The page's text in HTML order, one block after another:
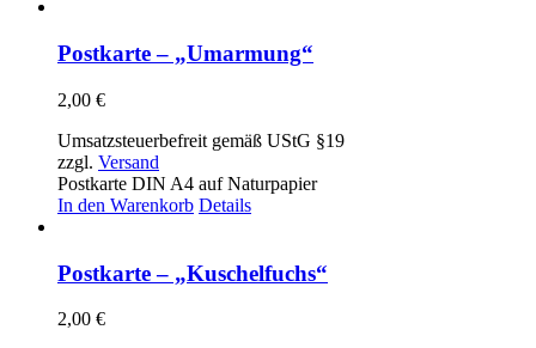
Postkarte – „Umarmung“
2,00 €
Umsatzsteuerbefreit gemäß UStG §19
zzgl. Versand
Postkarte DIN A4 auf Naturpapier
In den Warenkorb Details
Postkarte – „Kuschelfuchs“
2,00 €